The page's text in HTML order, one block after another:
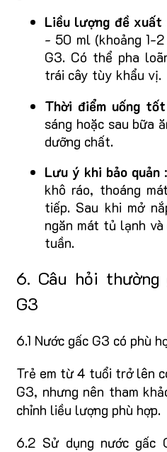
Liều lượng đề xuất
- 50 ml (khoảng 1-2
G3. Có thể pha
trái cây tùy khẩu vị.
Thời điểm uống
sáng hoặc sau bữa
dưỡng chất.
Lưu ý khi bảo quản
khô ráo, thoáng
tiếp. Sau khi mở
ngăn mát tủ lạnh
tuần.
6. Câu hỏi
G3
6.1 Nước gấc G3 có phù
Trẻ em từ 4 tuổi trở lên
G3, nhưng nên tham
chỉnh liều lượng phù hợp.
6.2 Sử dụng nước gấc